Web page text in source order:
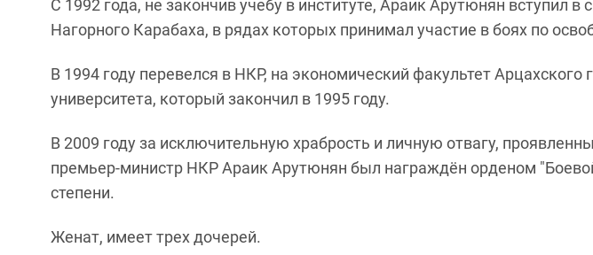
С 1992 года, не закончив учебу в институте, Араик Арутюнян вступил
Нагорного Карабаха, в рядах которых принимал участие в боях по
В 1994 году перевелся в НКР, на экономический факультет Арцахского
университета, который закончил в 1995 году.
В 2009 году за исключительную храбрость и личную отвагу,
премьер-министр НКР Араик Арутюнян был награждён орденом
степени.
Женат, имеет трех дочерей.